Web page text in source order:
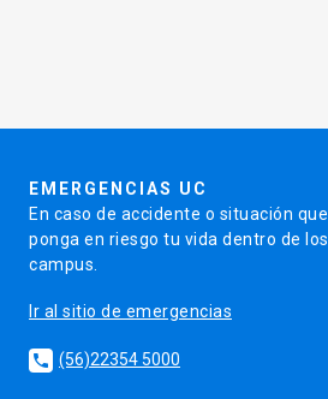
EMERGENCIAS UC
En caso de accidente o situación que
ponga en riesgo tu vida dentro de los
campus.
Ir al sitio de emergencias
local_phone (56)22354 5000